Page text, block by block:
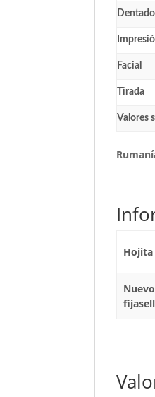
Dentado
Facial
Tirada
Valores
Hojita